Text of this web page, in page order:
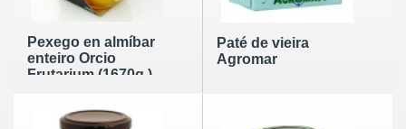
Pexego en almíbar
enteiro Orcio
Frutarium (1670g.)
Paté de vieira
Agromar